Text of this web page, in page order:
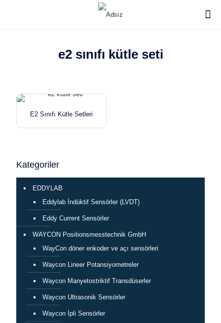
e2 sınıfı kütle seti
E2 Sınıfı Kütle Setleri
Kategoriler
EDDYLAB
Eddylab İndüktif Sensörler (LVDT)
Eddy Current Sensörler
WAYCON Positionsmesstechnik GmbH
WayCon döner enkoder ve açı sensörleri
Waycon Lineer Potansiyometreler
Waycon Manyetostriktif Transdüserler
Waycon Ultrasonik Sensörler
Waycon İpli Sensörler